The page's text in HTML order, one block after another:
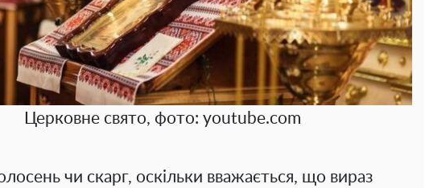
Церковне свято, фото: youtube.com
чи скарг, оскільки вважається, що вираз